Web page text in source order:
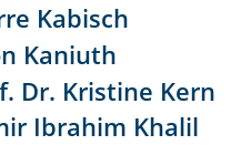
Kabisch
Kaniuth
Dr. Kristine Kern
Ibrahim Khalil